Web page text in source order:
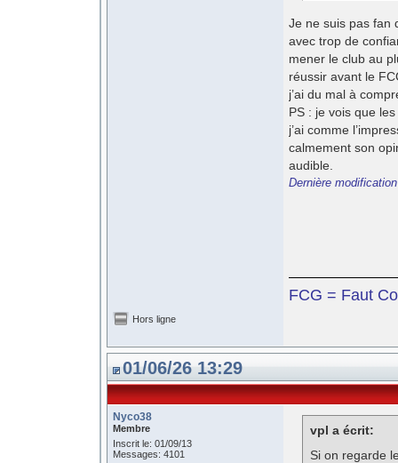
Je ne suis pas fan
avec trop de
mener le club au
réussir avant le
j’ai du mal à
PS : je vois que
j’ai comme
calmement son
audible.
Dernière
FCG = Faut
Hors ligne
01/06/26 13:29
Nyco38
Membre
Inscrit le: 01/09/13
Messages: 4101
vpl a écrit:
Si on regarde